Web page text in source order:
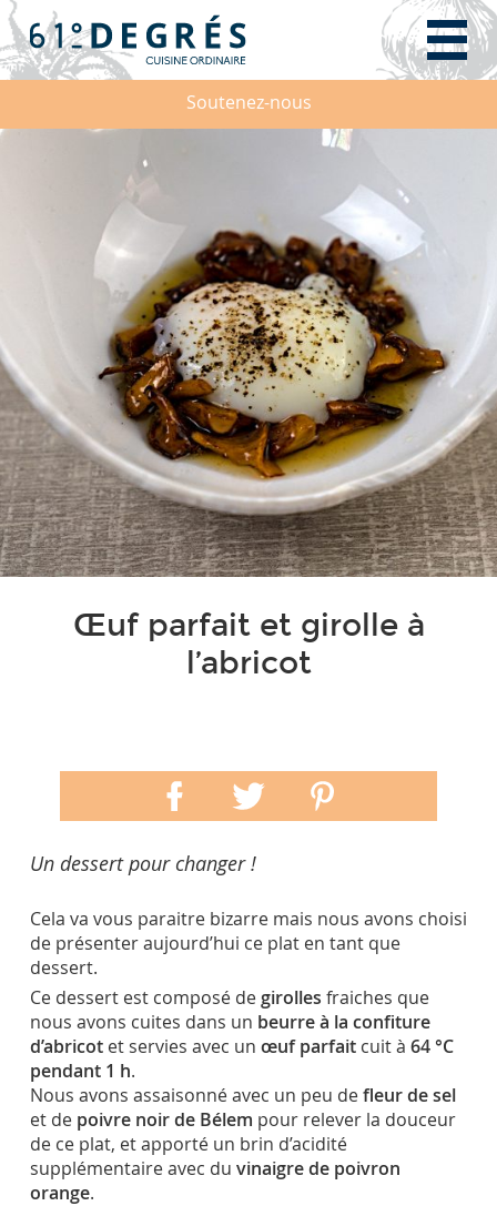
Soutenez-nous
Œuf parfait et girolle à
l’abricot
Un dessert pour changer !
Cela va vous paraitre bizarre mais nous avons choisi
de présenter aujourd’hui ce plat en tant que
dessert.
Ce dessert est composé degirolles fraiches que
nous avons cuites dans un beurre à la confiture
d’abricotet servies avec un œuf parfaitcuit à 64 °C
pendant 1 h.
Nous avons assaisonné avec un peu defleur de sel
et de poivre noir de Bélem pour relever la douceur
de ce plat, et apporté un brin d’acidité
supplémentaire avec du vinaigre de poivron
orange.